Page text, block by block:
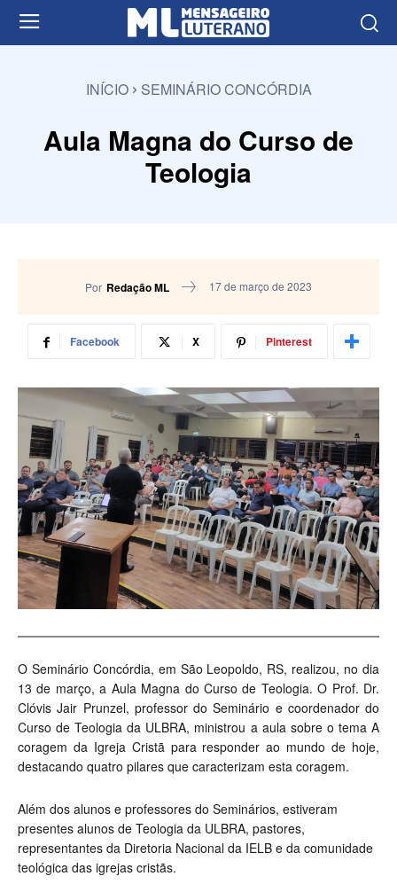
INÍCIO SEMINÁRIO CONCÓRDIA
Aula Magna do Curso de
Teologia
Por Redação ML 17 de março de 2023
Facebook X Pinterest
O Seminário Concórdia, em São Leopoldo, RS, realizou, no dia
13 de março, a Aula Magna do Curso de Teologia. O Prof. Dr.
Clóvis Jair Prunzel, professor do Seminário e coordenador do
Curso de Teologia da ULBRA, ministrou a aula sobre o tema A
coragem da Igreja Cristã para responder ao mundo de hoje,
destacando quatro pilares que caracterizam esta coragem.
Além dos alunos e professores do Seminários, estiveram
presentes alunos de Teologia da ULBRA, pastores,
representantes da Diretoria Nacional da IELB e da comunidade
teológica das igrejas cristãs.